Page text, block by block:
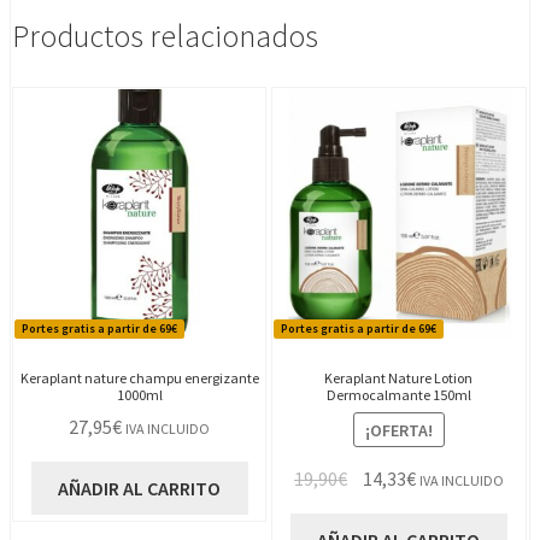
Productos relacionados
Portes gratis a partir de 69€
Keraplant nature champu energizante
1000ml
27,95€ IVA INCLUIDO
AÑADIR AL CARRITO
Portes gratis a partir de 69€
Keraplant Nature Lotion
Dermocalmante 150ml
¡OFERTA!
19,90€
El14,33€ElIVA INCLUIDO